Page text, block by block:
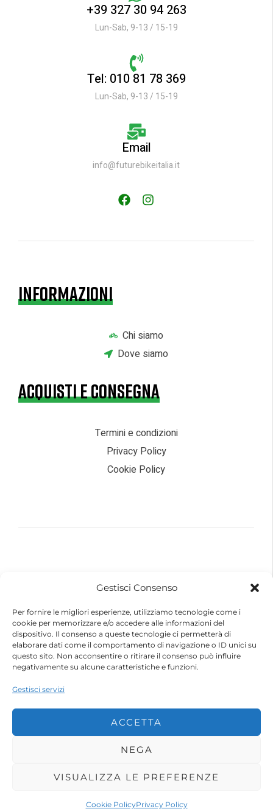
Gestisci Consenso
Per fornire le migliori esperienze, utilizziamo tecnologie come i
cookie per memorizzare e/o accedere alle informazioni del
dispositivo. Il consenso a queste tecnologie ci permetterà di
elaborare dati come il comportamento di navigazione o ID unici su
questo sito. Non acconsentire o ritirare il consenso può influire
negativamente su alcune caratteristiche e funzioni.
Gestisci servizi
ACCETTA
NEGA
VISUALIZZA LE PREFERENZE
Cookie PolicyPrivacy Policy
+39 327 30 94 263
Lun-Sab, 9-13 / 15-19
Tel: 010 81 78 369
Lun-Sab, 9-13 / 15-19
Email
info@futurebikeitalia.it
INFORMAZIONI
Chi siamo
Dove siamo
ACQUISTI E CONSEGNA
Termini e condizioni
Privacy Policy
Cookie Policy
Sede Legale: Via Argine Polcevera, 16D Scala A
CAP 16161 Genova (GE)
Capitale Sociale € 600.000,00 (i.v.)
Registro Imprese di Genova
Codice Fiscale e Partita IVA – 10483110010
R.E.A. Genova n. 459084